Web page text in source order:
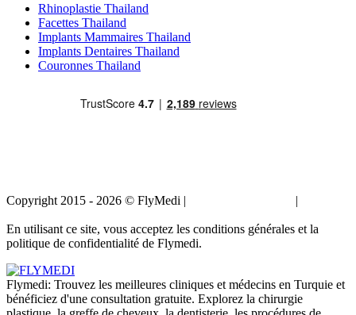
Rhinoplastie Thailand
Facettes Thailand
Implants Mammaires Thailand
Implants Dentaires Thailand
Couronnes Thailand
Copyright 2015 - 2026 © FlyMedi | |
En utilisant ce site, vous acceptez les conditions générales et la
politique de confidentialité de Flymedi.
Flymedi: Trouvez les meilleures cliniques et médecins en Turquie et
bénéficiez d'une consultation gratuite. Explorez la chirurgie